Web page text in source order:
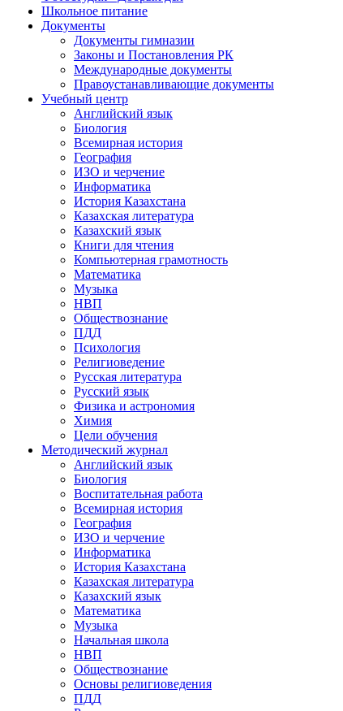
Школьное питание
Документы
Документы гимназии
Законы и Постановления РК
Международные документы
Правоустанавливающие документы
Учебный центр
Английский язык
Биология
Всемирная история
География
ИЗО и черчение
Информатика
История Казахстана
Казахская литература
Казахский язык
Книги для чтения
Компьютерная грамотность
Математика
Музыка
НВП
Обществознание
ПДД
Психология
Религиоведение
Русская литература
Русский язык
Физика и астрономия
Химия
Цели обучения
Методический журнал
Английский язык
Биология
Воспитательная работа
Всемирная история
География
ИЗО и черчение
Информатика
История Казахстана
Казахская литература
Казахский язык
Математика
Музыка
Начальная школа
НВП
Обществознание
Основы религиоведения
ПДД